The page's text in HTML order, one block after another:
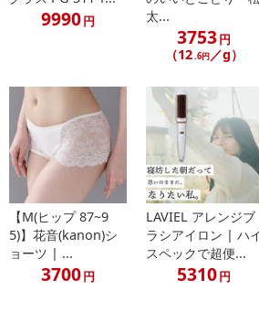
また、[新たな加工食品の原料原産地表示制
了により、商品詳細内に記載の原産国・原
によるお申込み後のキャンセル・返品交換
【お支払いについて】
※お支払い方法は、電話料金合算払い、ク
イントがご利用いただけます。
【発送・お届け・商品について】
※お申込み頂きました商品の同梱、お届け
ます。
※お客様のご都合でお受取りいただけない
また、お届け日時のご指定は、お受けで
9990円
太...
3753円
（12 .6円／g）
【M(ヒップ 87~9
5)】花音(kanon)シ
ョーツ | ...
3700円
LAVIEL アレンジブ
ラシアイロン | ハ
スペックで超便...
5310円